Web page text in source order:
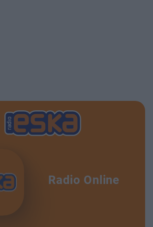
Radio Online